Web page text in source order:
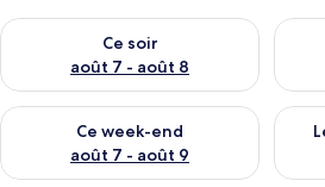
Ce soir
août 7 - août 8
Vérifier la disponibilité pour ce soir
Ce week-end
août 7 - août 9
Vérifier la disponibilité pour ce week-